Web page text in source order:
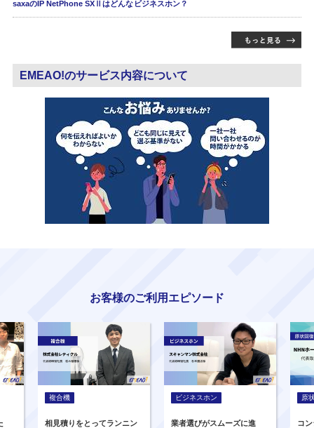
saxaのIP NetPhone SXⅡはどんなビジネスホン？
EMEAO!のサービス内容について
お客様のご利用エピソード
複合機
相見積りをとってランニン
ビジネスホン
業者選びがスムーズに進
原
コ